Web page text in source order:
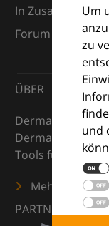
Um
zu
und
In
Forum (EDF)
ÜBER
DermaCompass
Dermatologie –
Tools für den
Mehr erfahren
PARTNER